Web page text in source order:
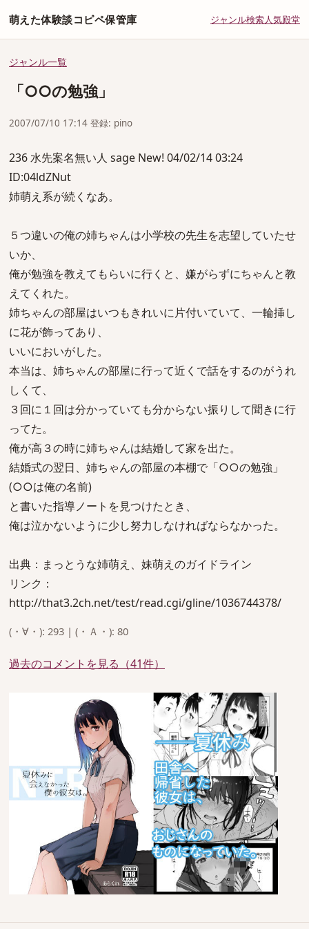
萌えた体験談コピペ保管庫 ジャンル検索人気殿堂
ジャンル一覧
「○○の勉強」
2007/07/10 17:14 登録: pino
236 水先案名無い人 sage New! 04/02/14 03:24
ID:04ldZNut
姉萌え系が続くなあ。
５つ違いの俺の姉ちゃんは小学校の先生を志望していたせ
いか、
俺が勉強を教えてもらいに行くと、嫌がらずにちゃんと教
えてくれた。
姉ちゃんの部屋はいつもきれいに片付いていて、一輪挿し
に花が飾ってあり、
いいにおいがした。
本当は、姉ちゃんの部屋に行って近くで話をするのがうれ
しくて、
３回に１回は分かっていても分からない振りして聞きに行
ってた。
俺が高３の時に姉ちゃんは結婚して家を出た。
結婚式の翌日、姉ちゃんの部屋の本棚で「○○の勉強」
(○○は俺の名前)
と書いた指導ノートを見つけたとき、
俺は泣かないように少し努力しなければならなかった。
出典：まっとうな姉萌え、妹萌えのガイドライン
リンク：
http://that3.2ch.net/test/read.cgi/gline/1036744378/
(・∀・): 293 | (・Ａ・): 80
過去のコメントを見る（41件）